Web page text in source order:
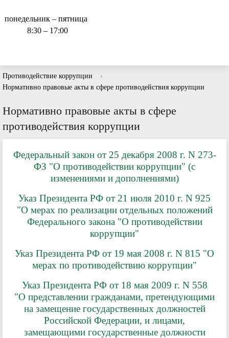
понедельник – пятница
8:30 – 17:00
Противодействие коррупции
›
Нормативно правовые акты в сфере противодействия коррупции
Нормативно правовые акты в сфере
противодействия коррупции
Федеральный закон от 25 декабря 2008 г. N 273-
ФЗ "О противодействии коррупции" (с
изменениями и дополнениями)
Указ Президента РФ от 21 июля 2010 г. N 925
"О мерах по реализации отдельных положений
Федерального закона "О противодействии
коррупции"
Указ Президента РФ от 19 мая 2008 г. N 815 "О
мерах по противодействию коррупции"
Указ Президента РФ от 18 мая 2009 г. N 558
"О представлении гражданами, претендующими
на замещение государственных должностей
Российской Федерации, и лицами,
замещающими государственные должности